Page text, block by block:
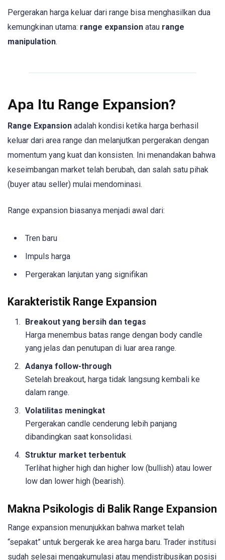
Pergerakan harga keluar dari range bisa menghasilkan dua
kemungkinan utama: range expansion atau range
manipulation.
Apa Itu Range Expansion?
Range Expansion adalah kondisi ketika harga berhasil
keluar dari area range dan melanjutkan pergerakan dengan
momentum yang kuat dan konsisten. Ini menandakan bahwa
keseimbangan market telah berubah, dan salah satu pihak
(buyer atau seller) mulai mendominasi.
Range expansion biasanya menjadi awal dari:
Tren baru
Impuls harga
Pergerakan lanjutan yang signifikan
Karakteristik Range Expansion
Breakout yang bersih dan tegas
Harga menembus batas range dengan body candle
yang jelas dan penutupan di luar area range.
Adanya follow-through
Setelah breakout, harga tidak langsung kembali ke
dalam range.
Volatilitas meningkat
Pergerakan candle cenderung lebih panjang
dibandingkan saat konsolidasi.
Struktur market terbentuk
Terlihat higher high dan higher low (bullish) atau lower
low dan lower high (bearish).
Makna Psikologis di Balik Range Expansion
Range expansion menunjukkan bahwa market telah
“sepakat” untuk bergerak ke area harga baru. Trader institusi
sudah selesai mengakumulasi atau mendistribusikan posisi